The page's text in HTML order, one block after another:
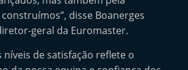
disse Boanerges
geral da Euromaster.
níveis de satisfação reflete o